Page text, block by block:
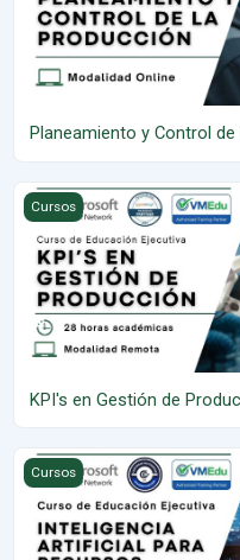
Planeamiento y Control
KPI's en Gestión de
Cursos
KPI's en Gestión de
Inteligencia Artifical
Cursos